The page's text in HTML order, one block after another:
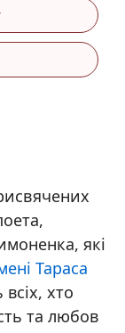
які
Тараса
хто
та любов